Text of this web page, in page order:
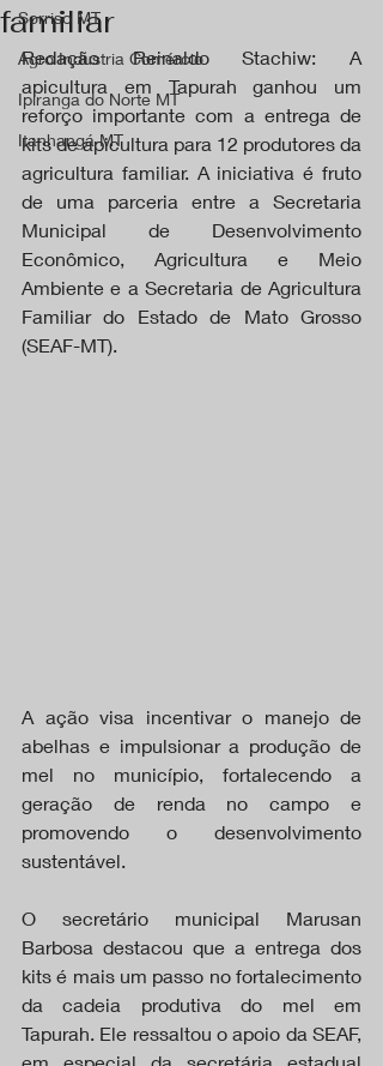
Sorriso MT
Agro Industria Comércio
Ipiranga do Norte MT
Itanhangá MT
familiar
Redação Reinaldo Stachiw: A
apicultura em Tapurah ganhou um
reforço importante com a entrega de
kits de apicultura para 12 produtores da
agricultura familiar. A iniciativa é fruto
de uma parceria entre a Secretaria
Municipal de Desenvolvimento
Econômico, Agricultura e Meio
Ambiente e a Secretaria de Agricultura
Familiar do Estado de Mato Grosso
(SEAF-MT).
A ação visa incentivar o manejo de
abelhas e impulsionar a produção de
mel no município, fortalecendo a
geração de renda no campo e
promovendo o desenvolvimento
sustentável.
O secretário municipal Marusan
Barbosa destacou que a entrega dos
kits é mais um passo no fortalecimento
da cadeia produtiva do mel em
Tapurah. Ele ressaltou o apoio da SEAF,